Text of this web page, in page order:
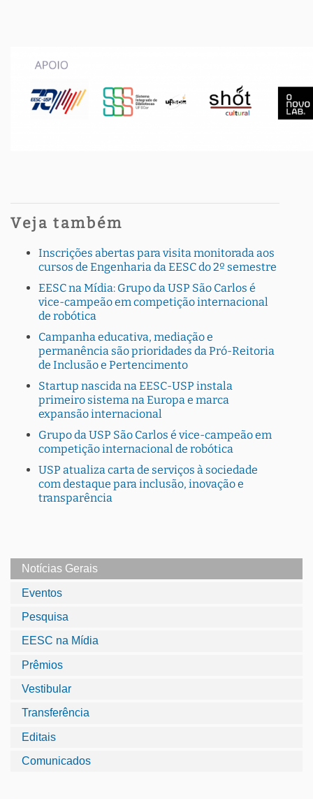
Veja também
Inscrições abertas para visita monitorada aos
cursos de Engenharia da EESC do 2º semestre
EESC na Mídia: Grupo da USP São Carlos é
vice-campeão em competição internacional
de robótica
Campanha educativa, mediação e
permanência são prioridades da Pró-Reitoria
de Inclusão e Pertencimento
Startup nascida na EESC-USP instala
primeiro sistema na Europa e marca
expansão internacional
Grupo da USP São Carlos é vice-campeão em
competição internacional de robótica
USP atualiza carta de serviços à sociedade
com destaque para inclusão, inovação e
transparência
Notícias Gerais
Eventos
Pesquisa
EESC na Mídia
Prêmios
Vestibular
Transferência
Editais
Comunicados